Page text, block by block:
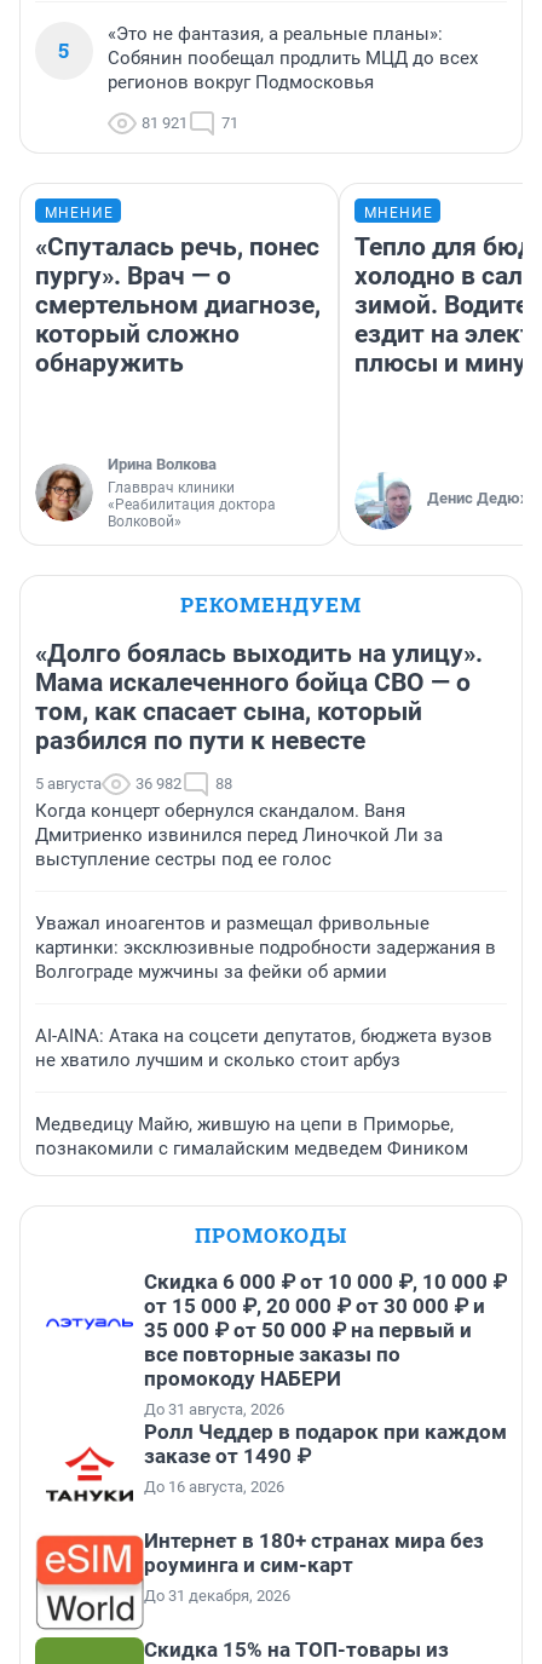
5
«Это не фантазия, а реальные планы»:
Собянин пообещал продлить МЦД до всех
регионов вокруг Подмосковья
81 921 71
МНЕНИЕ
«Спуталась речь, понес
пургу». Врач — о
смертельном диагнозе,
который сложно
обнаружить
Ирина Волкова
Главврач клиники
«Реабилитация доктора
Волковой»
МНЕНИЕ
Тепло для
холодно в
зимой.
ездит на
плюсы и
Денис
РЕКОМЕНДУЕМ
«Долго боялась выходить на улицу».
Мама искалеченного бойца СВО — о
том, как спасает сына, который
разбился по пути к невесте
5 августа 36 982 88
Когда концерт обернулся скандалом. Ваня
Дмитриенко извинился перед Линочкой Ли за
выступление сестры под ее голос
Уважал иноагентов и размещал фривольные
картинки: эксклюзивные подробности задержания в
Волгограде мужчины за фейки об армии
AI-AINA: Атака на соцсети депутатов, бюджета вузов
не хватило лучшим и сколько стоит арбуз
Медведицу Майю, жившую на цепи в Приморье,
познакомили с гималайским медведем Фиником
ПРОМОКОДЫ
Скидка 6 000 ₽ от 10 000 ₽, 10 000 ₽
от 15 000 ₽, 20 000 ₽ от 30 000 ₽ и
35 000 ₽ от 50 000 ₽ на первый и
все повторные заказы по
промокоду НАБЕРИ
До 31 августа, 2026
Ролл Чеддер в подарок при каждом
заказе от 1490 ₽
До 16 августа, 2026
Интернет в 180+ странах мира без
роуминга и сим-карт
До 31 декабря, 2026
Скидка 15% на ТОП-товары из